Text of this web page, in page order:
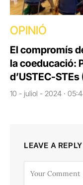
OPINIÓ
El compromís
la coeducació:
d’USTEC-STEs
10 - juliol - 2024 ·
LEAVE A REPLY